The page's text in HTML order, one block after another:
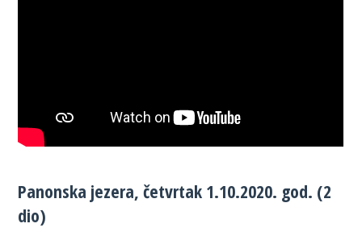
Panonska jezera, četvrtak 1.10.2020. god. (2
dio)